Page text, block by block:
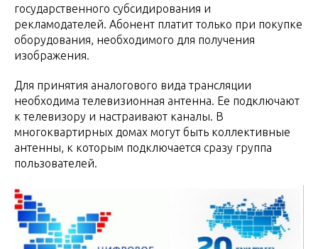
государственного субсидирования и
рекламодателей. Абонент платит только при покупке
оборудования, необходимого для получения
изображения.
Для принятия аналогового вида трансляции
необходима телевизионная антенна. Ее подключают
к телевизору и настраивают каналы. В
многоквартирных домах могут быть коллективные
антенны, к которым подключается сразу группа
пользователей.